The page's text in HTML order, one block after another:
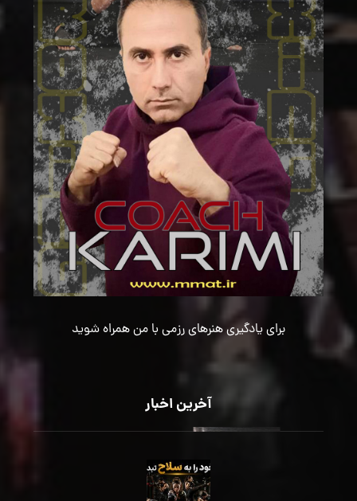
برای یادگیری هنرهای رزمی با من همراه شوید
آخرین اخبار